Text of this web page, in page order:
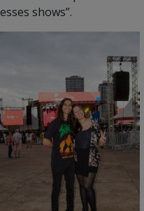
esses shows”.